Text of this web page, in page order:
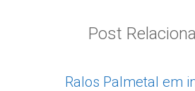
Post
Ralos Palmetal em